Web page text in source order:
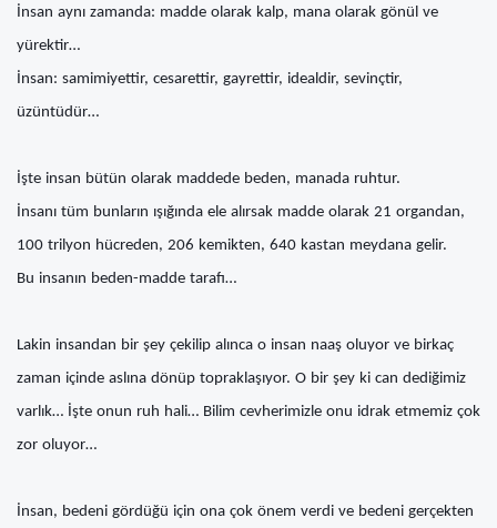
İnsan aynı zamanda: madde olarak kalp, mana olarak gönül ve
yürektir…
İnsan: samimiyettir, cesarettir, gayrettir, idealdir, sevinçtir,
üzüntüdür…
İşte insan bütün olarak maddede beden, manada ruhtur.
İnsanı tüm bunların ışığında ele alırsak madde olarak 21 organdan,
100 trilyon hücreden, 206 kemikten, 640 kastan meydana gelir.
Bu insanın beden-madde tarafı…
Lakin insandan bir şey çekilip alınca o insan naaş oluyor ve birkaç
zaman içinde aslına dönüp topraklaşıyor. O bir şey ki can dediğimiz
varlık… İşte onun ruh hali… Bilim cevherimizle onu idrak etmemiz çok
zor oluyor…
İnsan, bedeni gördüğü için ona çok önem verdi ve bedeni gerçekten